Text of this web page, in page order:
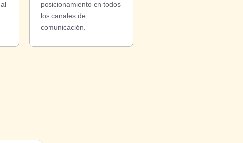
posicionamiento en todos
los canales de
comunicación.